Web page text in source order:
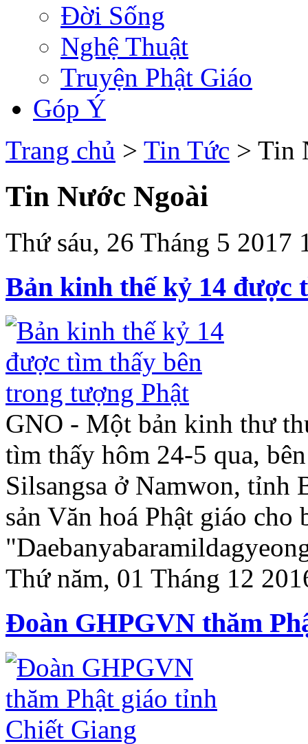
Đời Sống
Nghệ Thuật
Truyện Phật Giáo
Góp Ý
Trang chủ > Tin Tức > Tin
Tin Nước Ngoài
Thứ sáu, 26 Tháng 5 2017
Bản kinh thế kỷ 14 được
GNO - Một bản kinh thư
tìm thấy hôm 24-5 qua,
Silsangsa ở Namwon, tỉnh
sản Văn hoá Phật giáo cho
Thứ năm, 01 Tháng 12
Đoàn GHPGVN thăm